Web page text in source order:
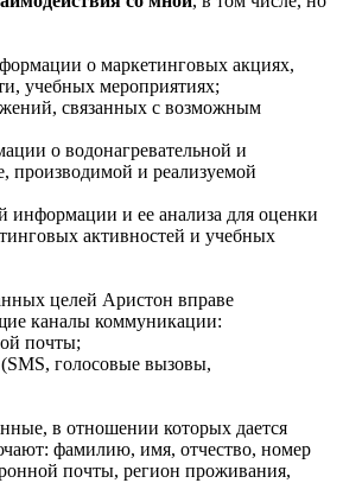
о маркетинговых акциях,
учебных мероприятиях;
связанных с возможным
о водонагревательной и
производимой и реализуемой
информации и ее анализа для оценки
активностей и учебных
целей Аристон вправе
каналы коммуникации:
почты;
голосовые вызовы,
в отношении которых дается
фамилию, имя, отчество, номер
почты, регион проживания,